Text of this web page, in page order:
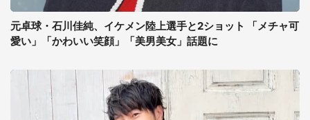
元卓球・石川佳純、イケメン陸上選手と2ショット 「メチャ可
愛い」「かわいい笑顔」「美男美女」話題に